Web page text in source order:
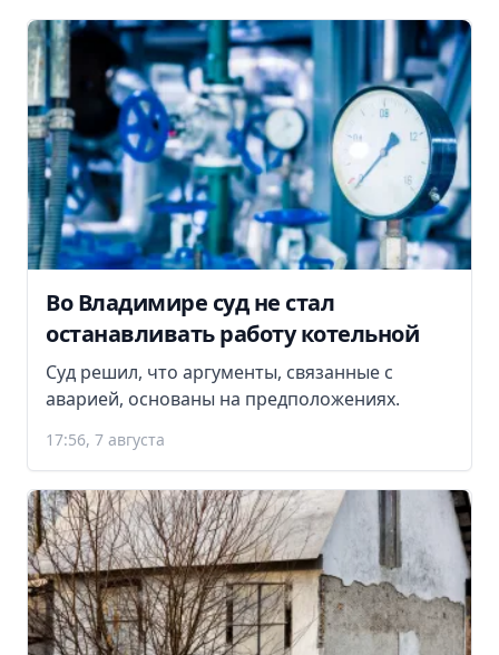
Во Владимире суд не стал
останавливать работу котельной
Суд решил, что аргументы, связанные с
аварией, основаны на предположениях.
17:56, 7 августа